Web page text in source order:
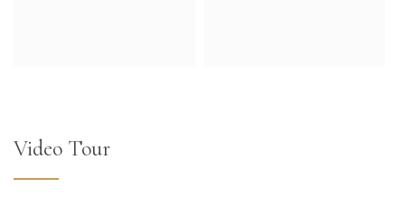
Video Tour